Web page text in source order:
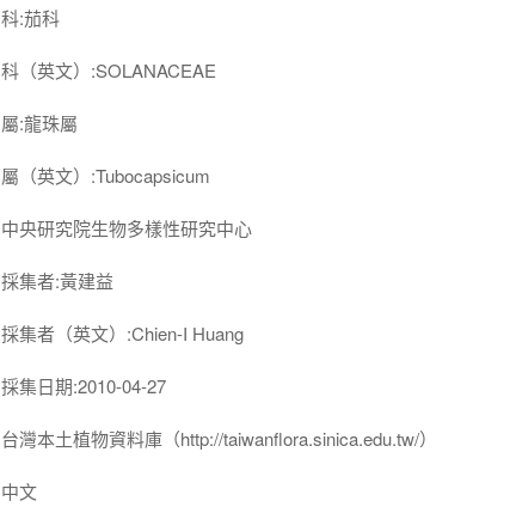
科:茄科
科（英文）:SOLANACEAE
屬:龍珠屬
屬（英文）:Tubocapsicum
中央研究院生物多樣性研究中心
採集者:黃建益
採集者（英文）:Chien-I Huang
採集日期:2010-04-27
台灣本土植物資料庫（http://taiwanflora.sinica.edu.tw/）
中文